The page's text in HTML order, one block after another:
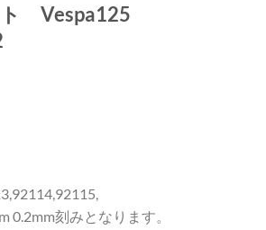
Vespa125
0.2mm刻みとなります。